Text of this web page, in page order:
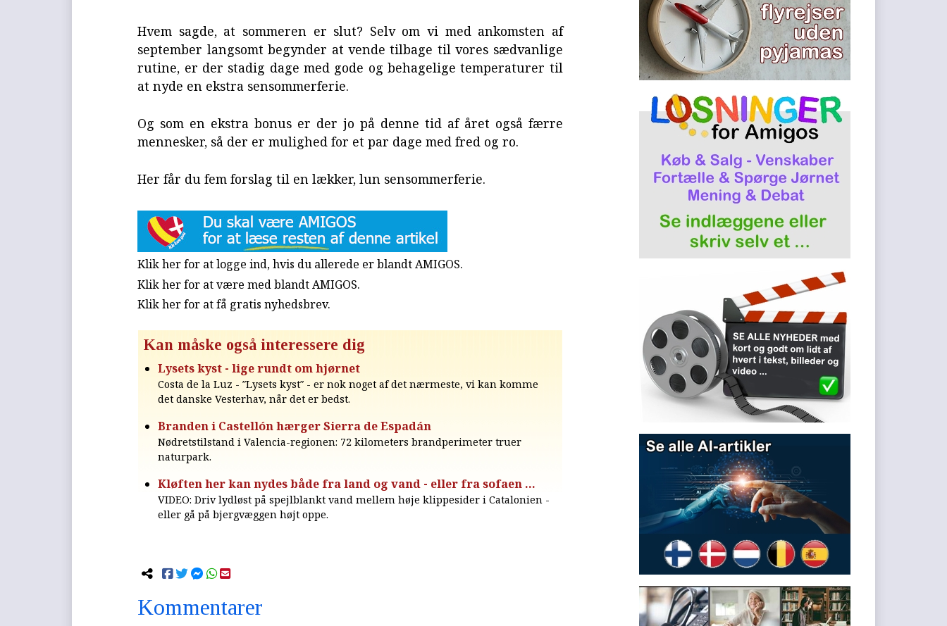
Hvem sagde, at sommeren er slut? Selv om vi med ankomsten af
september langsomt begynder at vende tilbage til vores sædvanlige
rutine, er der stadig dage med gode og behagelige temperaturer til
at nyde en ekstra sensommerferie.
Og som en ekstra bonus er der jo på denne tid af året også færre
mennesker, så der er mulighed for et par dage med fred og ro.
Her får du fem forslag til en lækker, lun sensommerferie.
Klik her for at logge ind, hvis du allerede er blandt AMIGOS.
Klik her for at være med blandt AMIGOS.
Klik her for at få gratis nyhedsbrev.
Kan måske også interessere dig
Lysets kyst - lige rundt om hjørnet
Costa de la Luz - ″Lysets kyst″ - er nok noget af det nærmeste, vi kan komme
det danske Vesterhav, når det er bedst.
Branden i Castellón hærger Sierra de Espadán
Nødretstilstand i Valencia-regionen: 72 kilometers brandperimeter truer
naturpark.
Kløften her kan nydes både fra land og vand - eller fra sofaen ...
VIDEO: Driv lydløst på spejlblankt vand mellem høje klippesider i Catalonien -
eller gå på bjergvæggen højt oppe.
Kommentarer